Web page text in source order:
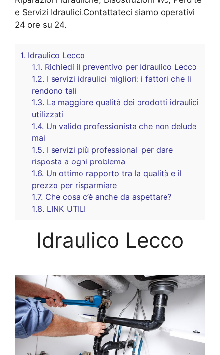
e Servizi Idraulici.Contattateci siamo operativi
24 ore su 24.
1. Idraulico Lecco
1.1. Richiedi il preventivo per Idraulico Lecco
1.2. I servizi idraulici migliori: i fattori che li
rendono tali
1.3. La maggiore qualità dei prodotti idraulici
utilizzati
1.4. Un valido professionista che non delude
mai
1.5. I servizi più professionali per dare
risposta a ogni problema
1.6. Un ottimo rapporto tra la qualità e il
prezzo per risparmiare
1.7. Che cosa c’è anche da aspettare?
1.8. LINK UTILI
Idraulico Lecco